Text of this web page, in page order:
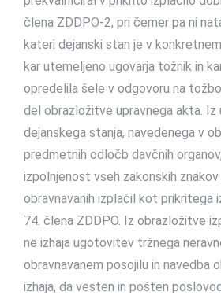
člena ZDDPO-2, pri čemer pa ni
kateri dejanski stan je v
kar utemeljeno ugovarja tožnik in
opredelila šele v odgovoru na
del obrazložitve upravnega akta. Iz
dejanskega stanja, navedenega v
predmetnih odločb davčnih
izpolnjenost vseh zakonskih
obravnavanih izplačil kot prikritega
74. člena ZDDPO. Iz obrazložitve
ne izhaja ugotovitev tržnega
obravnavanem posojilu in navedba
izhaja, da vesten in pošten